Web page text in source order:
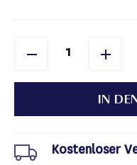
IN
Kostenloser